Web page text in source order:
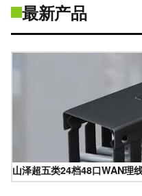
最新产品
山泽超五类24档48口WAN理